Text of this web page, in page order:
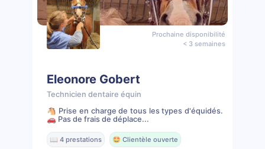
Prochaine disponibilité
< 3 semaines
Eleonore Gobert
Technicien dentaire équin
🐴 Prise en charge de tous les types d'équidés.
🚗 Pas de frais de déplace...
📖 4 prestations 🤩 Clientèle ouverte